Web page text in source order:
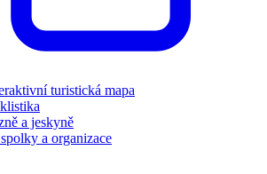
turistická mapa
a jeskyně
a organizace